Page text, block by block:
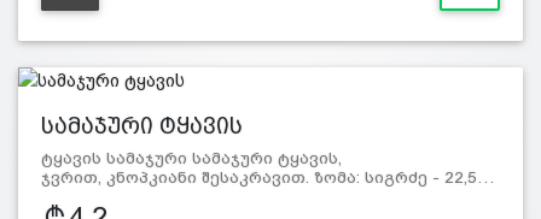
სამაჯური ტყავის
ტყავის სამაჯური სამაჯური ტყავის,
ჯვრით, კნოპკიანი შესაკრავით. ზომა: სიგრძე - 22,5…